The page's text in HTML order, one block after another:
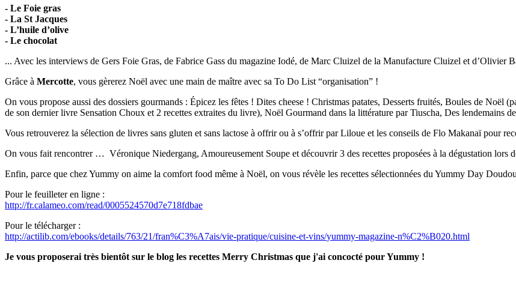
- Le Foie gras
- La St Jacques
- L’huile d’olive
- Le chocolat
... Avec les interviews de Gers Foie Gras, de Fabrice Gass du magazine Iodé, de Marc Cluizel de la Manufacture Cluizel et d’Olivier
Grâce à Mercotte, vous gèrerez Noël avec une main de maître avec sa To Do List “organisation” !
On vous propose aussi des dossiers gourmands : Épicez les fêtes ! Dites cheese ! Christmas patates, Desserts fruités, Boules de Noël
de son dernier livre Sensation Choux et 2 recettes extraites du livre), Noël Gourmand dans la littérature par Tiuscha, Des lendemains
Vous retrouverez la sélection de livres sans gluten et sans lactose à offrir ou à s’offrir par Liloue et les conseils de Flo Makanaï pour
On vous fait rencontrer … Véronique Niedergang, Amoureusement Soupe et découvrir 3 des recettes proposées à la dégustation lors
Enfin, parce que chez Yummy on aime la comfort food même à Noël, on vous révèle les recettes sélectionnées du Yummy Day
Pour le feuilleter en ligne :
http://fr.calameo.com/read/0005524570d7e718fdbae
Pour le télécharger :
http://actilib.com/ebooks/details/763/21/fran%C3%A7ais/vie-pratique/cuisine-et-vins/yummy-magazine-n%C2%B020.html
Je vous proposerai très bientôt sur le blog les recettes Merry Christmas que j'ai concocté pour Yummy !